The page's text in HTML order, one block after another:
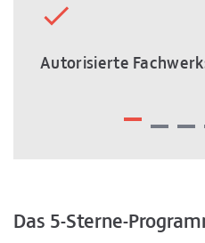
Autorisierte
Das 5-Sterne-